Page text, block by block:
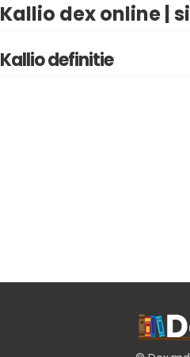
Kallio dex online |
Kallio definitie